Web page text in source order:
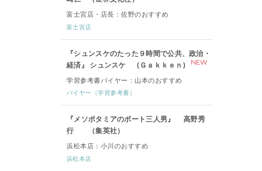
富士宮店・店長：佐野のおすすめ
富士宮店
『シュンスケのたった９時間で公共、政治・
経済』 シュンスケ (Ｇａｋｋｅｎ)
NEW
学習参考書バイヤー：山本のおすすめ
バイヤー（学習参考書）
『メソポタミアのボート三人男』 高野秀
行 （集英社）
浜松本店：小川のおすすめ
浜松本店